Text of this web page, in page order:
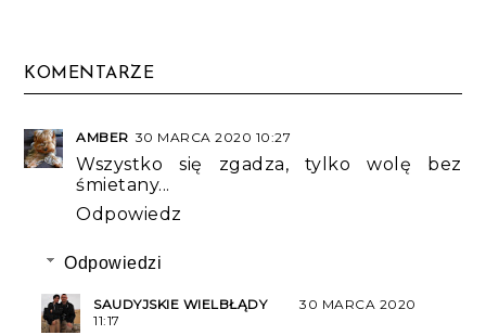
KOMENTARZE
AMBER 30 MARCA 2020 10:27
Wszystko się zgadza, tylko wolę bez
śmietany...
Odpowiedz
Odpowiedzi
SAUDYJSKIE WIELBŁĄDY
30 MARCA 2020
11:17